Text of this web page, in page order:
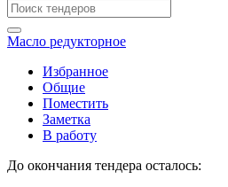
Масло редукторное
Избранное
Общие
Поместить
Заметка
В работу
До окончания тендера осталось: